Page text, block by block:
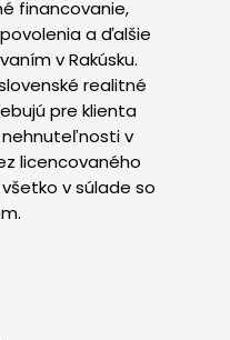
financovanie,
a ďalšie
v Rakúsku.
realitné
pre klienta
v
licencovaného
v súlade so